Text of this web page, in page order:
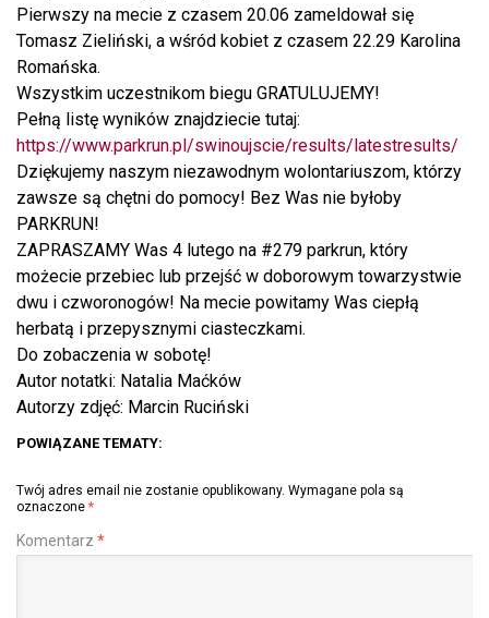
Pierwszy na mecie z czasem 20.06 zameldował się
Tomasz Zieliński, a wśród kobiet z czasem 22.29 Karolina
Romańska.
Wszystkim uczestnikom biegu GRATULUJEMY!
Pełną listę wyników znajdziecie tutaj:
https://www.parkrun.pl/swinoujscie/results/latestresults/
Dziękujemy naszym niezawodnym wolontariuszom, którzy
zawsze są chętni do pomocy! Bez Was nie byłoby
PARKRUN!
ZAPRASZAMY Was 4 lutego na #279 parkrun, który
możecie przebiec lub przejść w doborowym towarzystwie
dwu i czworonogów! Na mecie powitamy Was ciepłą
herbatą i przepysznymi ciasteczkami.
Do zobaczenia w sobotę!
Autor notatki: Natalia Maćków
Autorzy zdjęć: Marcin Ruciński
POWIĄZANE TEMATY:
Twój adres email nie zostanie opublikowany. Wymagane pola są
oznaczone *
Komentarz *